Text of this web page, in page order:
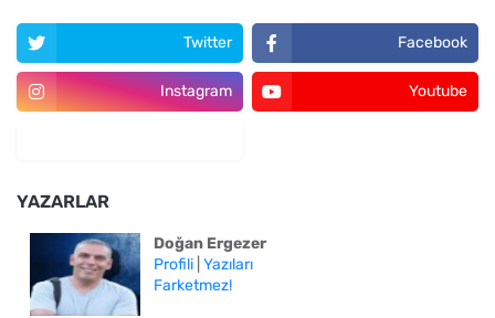
Twitter Facebook
Instagram Youtube
YAZARLAR
Doğan Ergezer
Profili Yazıları
Farketmez!